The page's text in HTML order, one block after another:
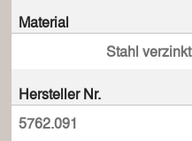
Material
Stahl verzinkt
Hersteller Nr.
5762.091